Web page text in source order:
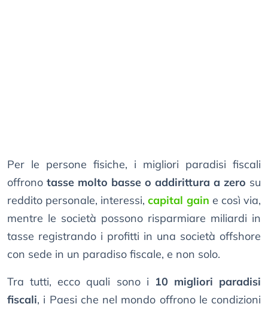
Per le persone fisiche, i migliori paradisi fiscali
offrono tasse molto basse o addirittura a zero su
reddito personale, interessi,capital gain e così via,
mentre le società possono risparmiare miliardi in
tasse registrando i profitti in una società offshore
con sede in un paradiso fiscale, e non solo.
Tra tutti, ecco quali sono i 10 migliori paradisi
fiscali, i Paesi che nel mondo offrono le condizioni